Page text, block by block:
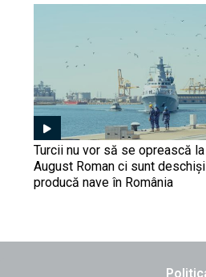
Turcii nu vor să se oprească
August Roman ci sunt
producă nave în România